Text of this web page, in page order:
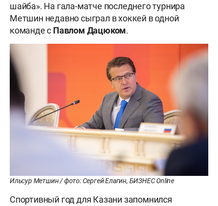
шайба». На гала-матче последнего турнира
Метшин недавно сыграл в хоккей в одной
команде с Павлом Дацюком.
Ильсур Метшин / фото: Сергей Елагин, БИЗНЕС Online
Спортивный год для Казани запомнился